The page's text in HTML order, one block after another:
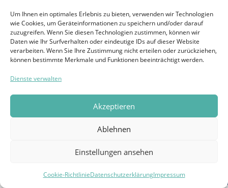
Um Ihnen ein optimales Erlebnis zu bieten, verwenden wir Technologien
wie Cookies, um Geräteinformationen zu speichern und/oder darauf
zuzugreifen. Wenn Sie diesen Technologien zustimmen, können wir
Daten wie Ihr Surfverhalten oder eindeutige IDs auf dieser Website
verarbeiten. Wenn Sie Ihre Zustimmung nicht erteilen oder zurückziehen,
können bestimmte Merkmale und Funktionen beeinträchtigt werden.
Dienste verwalten
Akzeptieren
Ablehnen
Einstellungen ansehen
Cookie-RichtlinieDatenschutzerklärungImpressum
5. MAI 2015
SUCHMASCHINE